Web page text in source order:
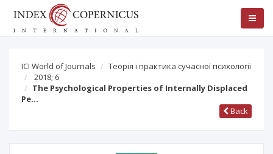
ICI World of Journals
Теорія і практика сучасної психології
2018; 6
The Psychological Properties of Internally Displaced
Pe…
Back